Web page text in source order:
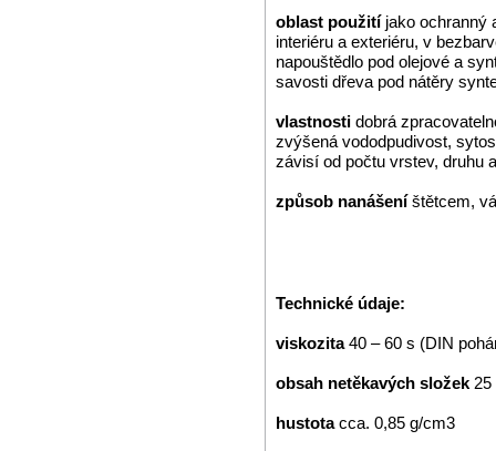
oblast použití jako ochranný
interiéru a exteriéru, v
napouštědlo pod olejové a
savosti dřeva pod nátěry
vlastnosti dobrá
zvýšená vododpudivost,
závisí od počtu vrstev, druhu
způsob nanášeníštětcem,
Technické údaje:
viskozita40 – 60 s (DIN
obsah netěkavých složek 25
hustotacca. 0,85 g/cm3